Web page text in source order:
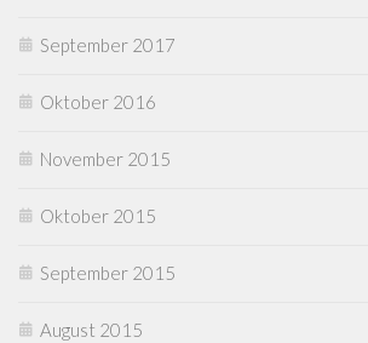
September 2017
Oktober 2016
November 2015
Oktober 2015
September 2015
August 2015